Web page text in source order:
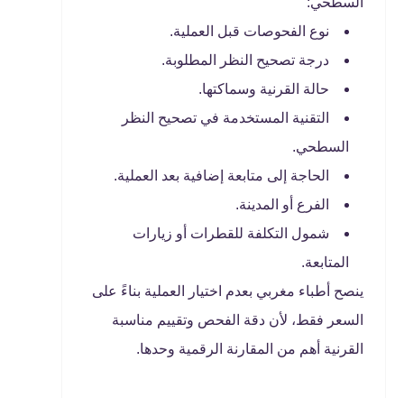
نوع الفحوصات قبل العملية.
درجة تصحيح النظر المطلوبة.
حالة القرنية وسماكتها.
التقنية المستخدمة في تصحيح النظر
السطحي.
الحاجة إلى متابعة إضافية بعد العملية.
الفرع أو المدينة.
شمول التكلفة للقطرات أو زيارات
المتابعة.
ينصح أطباء مغربي بعدم اختيار العملية بناءً على
السعر فقط، لأن دقة الفحص وتقييم مناسبة
القرنية أهم من المقارنة الرقمية وحدها.